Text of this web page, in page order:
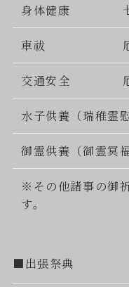
身体健康
車祓
交通安全
水子供養（瑞稚霊
御霊供養（御霊冥福
※その他諸事の御
す。
■出張祭典